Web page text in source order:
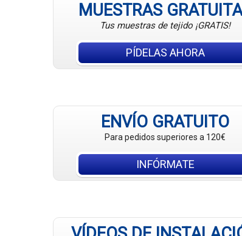
MUESTRAS
Tus muestras de tejido ¡GRATIS!
PÍDELAS AHORA
ENVÍO GRATUITO
Para pedidos superiores a 120€
INFÓRMATE